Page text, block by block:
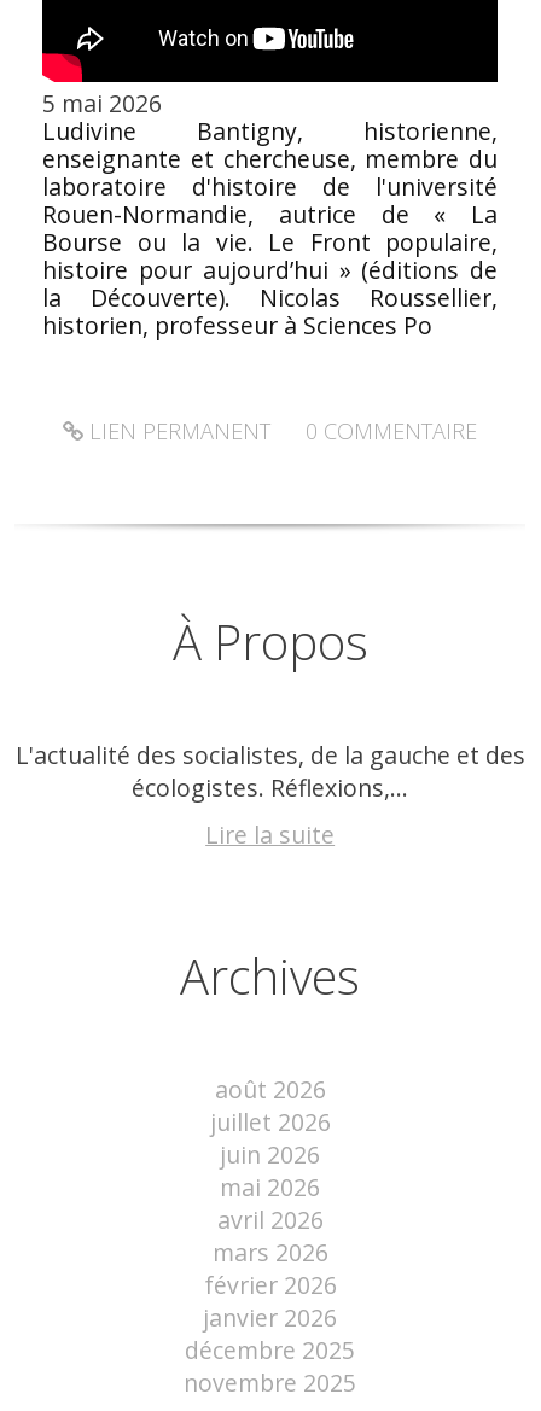
5 mai 2026
Ludivine Bantigny, historienne,
enseignante et chercheuse, membre du
laboratoire d'histoire de l'université
Rouen-Normandie, autrice de « La
Bourse ou la vie. Le Front populaire,
histoire pour aujourd’hui » (éditions de
la Découverte). Nicolas Roussellier,
historien, professeur à Sciences Po
LIEN PERMANENT 0 COMMENTAIRE
À Propos
L'actualité des socialistes, de la gauche et des
écologistes. Réflexions,...
Lire la suite
Archives
août 2026
juillet 2026
juin 2026
mai 2026
avril 2026
mars 2026
février 2026
janvier 2026
décembre 2025
novembre 2025